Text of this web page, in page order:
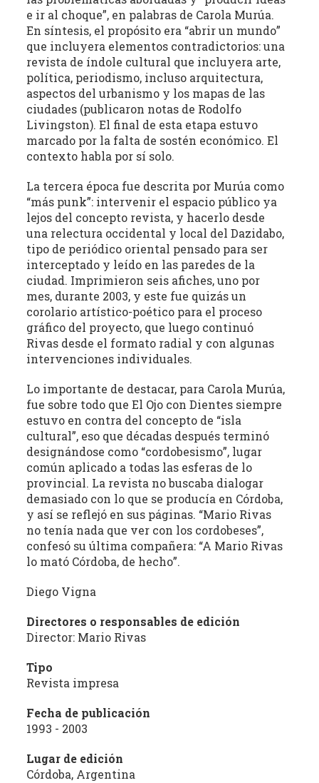
e ir al choque”, en palabras de Carola Murúa.
En síntesis, el propósito era “abrir un mundo”
que incluyera elementos contradictorios: una
revista de índole cultural que incluyera arte,
política, periodismo, incluso arquitectura,
aspectos del urbanismo y los mapas de las
ciudades (publicaron notas de Rodolfo
Livingston). El final de esta etapa estuvo
marcado por la falta de sostén económico. El
contexto habla por sí solo.
La tercera época fue descrita por Murúa como
“más punk”: intervenir el espacio público ya
lejos del concepto revista, y hacerlo desde
una relectura occidental y local del Dazidabo,
tipo de periódico oriental pensado para ser
interceptado y leído en las paredes de la
ciudad. Imprimieron seis afiches, uno por
mes, durante 2003, y este fue quizás un
corolario artístico-poético para el proceso
gráfico del proyecto, que luego continuó
Rivas desde el formato radial y con algunas
intervenciones individuales.
Lo importante de destacar, para Carola Murúa,
fue sobre todo que El Ojo con Dientes siempre
estuvo en contra del concepto de “isla
cultural”, eso que décadas después terminó
designándose como “cordobesismo”, lugar
común aplicado a todas las esferas de lo
provincial. La revista no buscaba dialogar
demasiado con lo que se producía en Córdoba,
y así se reflejó en sus páginas. “Mario Rivas
no tenía nada que ver con los cordobeses”,
confesó su última compañera: “A Mario Rivas
lo mató Córdoba, de hecho”.
Diego Vigna
Directores o responsables de edición
Director: Mario Rivas
Tipo
Revista impresa
Fecha de publicación
1993 - 2003
Lugar de edición
Córdoba, Argentina